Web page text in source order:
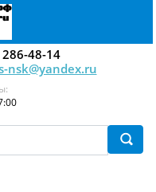
48-14
nsk@yandex.ru